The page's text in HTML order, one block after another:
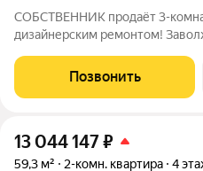
СОБСТВЕННИК продаёт 3-
дизайнерским ремонтом! Заволжский р-н
и не хочет вкладываться в
к заселению: современный
Позвонить
13 044 147₽
59,3 м² 2-комн. квартира 4